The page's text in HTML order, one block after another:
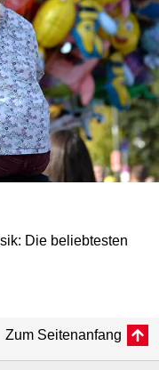
Die beliebtesten
Zum Seitenanfang